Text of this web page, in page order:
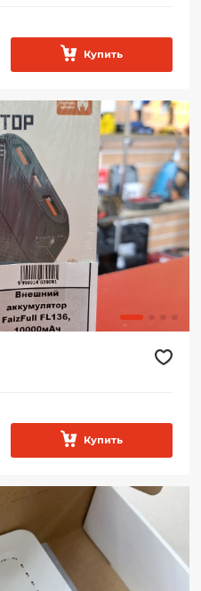
Купить
Купить